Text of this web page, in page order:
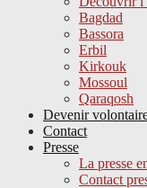
Bagdad
Bassora
Erbil
Kirkouk
Mossoul
Qaraqosh
Devenir
Contact
Presse
La presse
Contact